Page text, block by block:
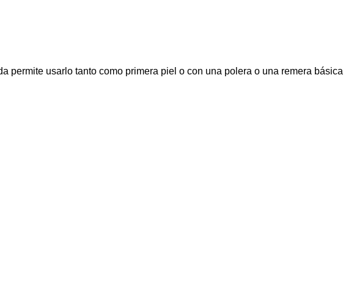
usarlo tanto como primera piel o con una polera o una remera básica